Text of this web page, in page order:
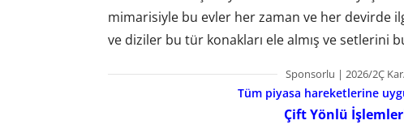
mimarisiyle bu evler her zaman ve her devirde
ve diziler bu tür konakları ele almış ve setlerini
Sponsorlu | 2026/2Ç
Tüm piyasa hareketlerine
Çift Yönlü